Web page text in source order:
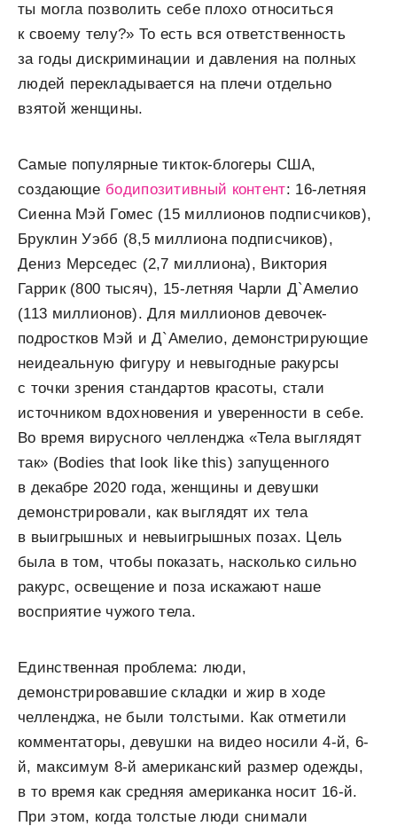
ты могла позволить себе плохо относиться
к своему телу?» То есть вся ответственность
за годы дискриминации и давления на полных
людей перекладывается на плечи отдельно
взятой женщины.
Самые популярные тикток-блогеры США,
создающие бодипозитивный контент: 16-летняя
Сиенна Мэй Гомес (15 миллионов подписчиков),
Бруклин Уэбб (8,5 миллиона подписчиков),
Дениз Мерседес (2,7 миллиона), Виктория
Гаррик (800 тысяч), 15-летняя Чарли Д`Амелио
(113 миллионов). Для миллионов девочек-
подростков Мэй и Д`Амелио, демонстрирующие
неидеальную фигуру и невыгодные ракурсы
с точки зрения стандартов красоты, стали
источником вдохновения и уверенности в себе.
Во время вирусного челленджа «Тела выглядят
так» (Bodies that look like this) запущенного
в декабре 2020 года, женщины и девушки
демонстрировали, как выглядят их тела
в выигрышных и невыигрышных позах. Цель
была в том, чтобы показать, насколько сильно
ракурс, освещение и поза искажают наше
восприятие чужого тела.
Единственная проблема: люди,
демонстрировавшие складки и жир в ходе
челленджа, не были толстыми. Как отметили
комментаторы, девушки на видео носили 4-й, 6-
й, максимум 8-й американский размер одежды,
в то время как средняя американка носит 16-й.
При этом, когда толстые люди снимали